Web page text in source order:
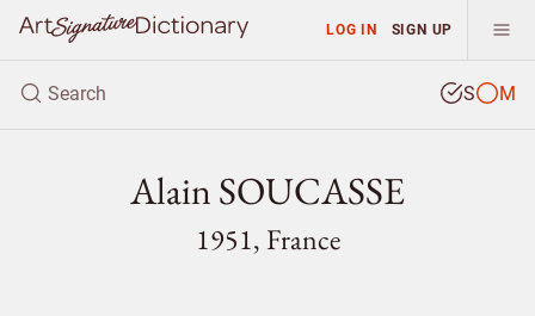
LOG IN SIGN UP
S M
Alain SOUCASSE
1951, France